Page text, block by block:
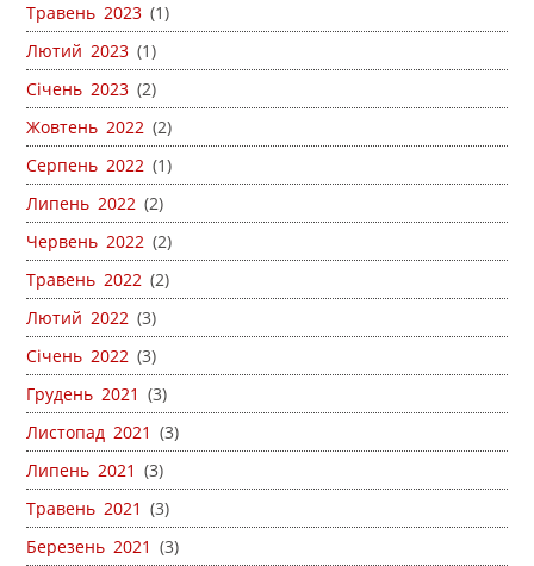
Травень 2023 (1)
Лютий 2023 (1)
Січень 2023 (2)
Жовтень 2022 (2)
Серпень 2022 (1)
Липень 2022 (2)
Червень 2022 (2)
Травень 2022 (2)
Лютий 2022 (3)
Січень 2022 (3)
Грудень 2021 (3)
Листопад 2021 (3)
Липень 2021 (3)
Травень 2021 (3)
Березень 2021 (3)